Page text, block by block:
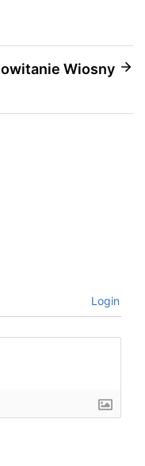
Wiosny
Login